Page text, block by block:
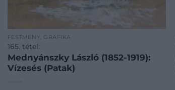
FESTMÉNY, GRAFIKA
165. tétel:
Mednyánszky László (1852-1919):
Vízesés (Patak)